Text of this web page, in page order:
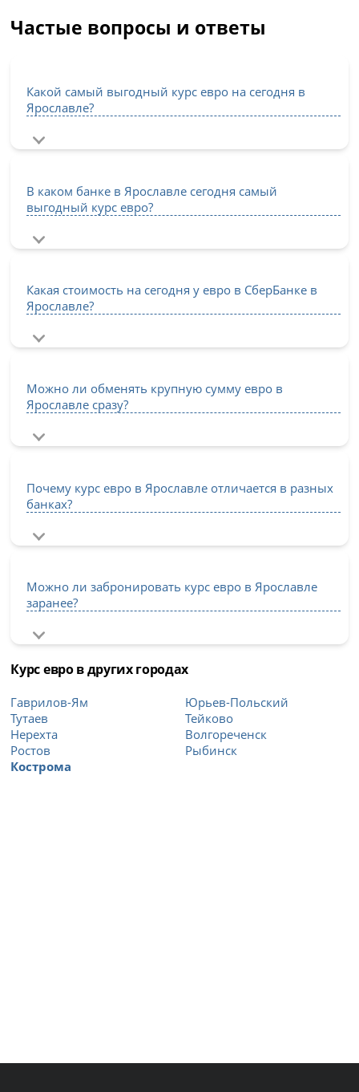
Частые вопросы и ответы
Какой самый выгодный курс евро на сегодня в
Ярославле?
В каком банке в Ярославле сегодня самый
выгодный курс евро?
Какая стоимость на сегодня у евро в СберБанке в
Ярославле?
Можно ли обменять крупную сумму евро в
Ярославле сразу?
Почему курс евро в Ярославле отличается в разных
банках?
Можно ли забронировать курс евро в Ярославле
заранее?
Курс евро в других городах
Гаврилов-Ям
Тутаев
Нерехта
Ростов
Кострома
Юрьев-Польский
Тейково
Волгореченск
Рыбинск